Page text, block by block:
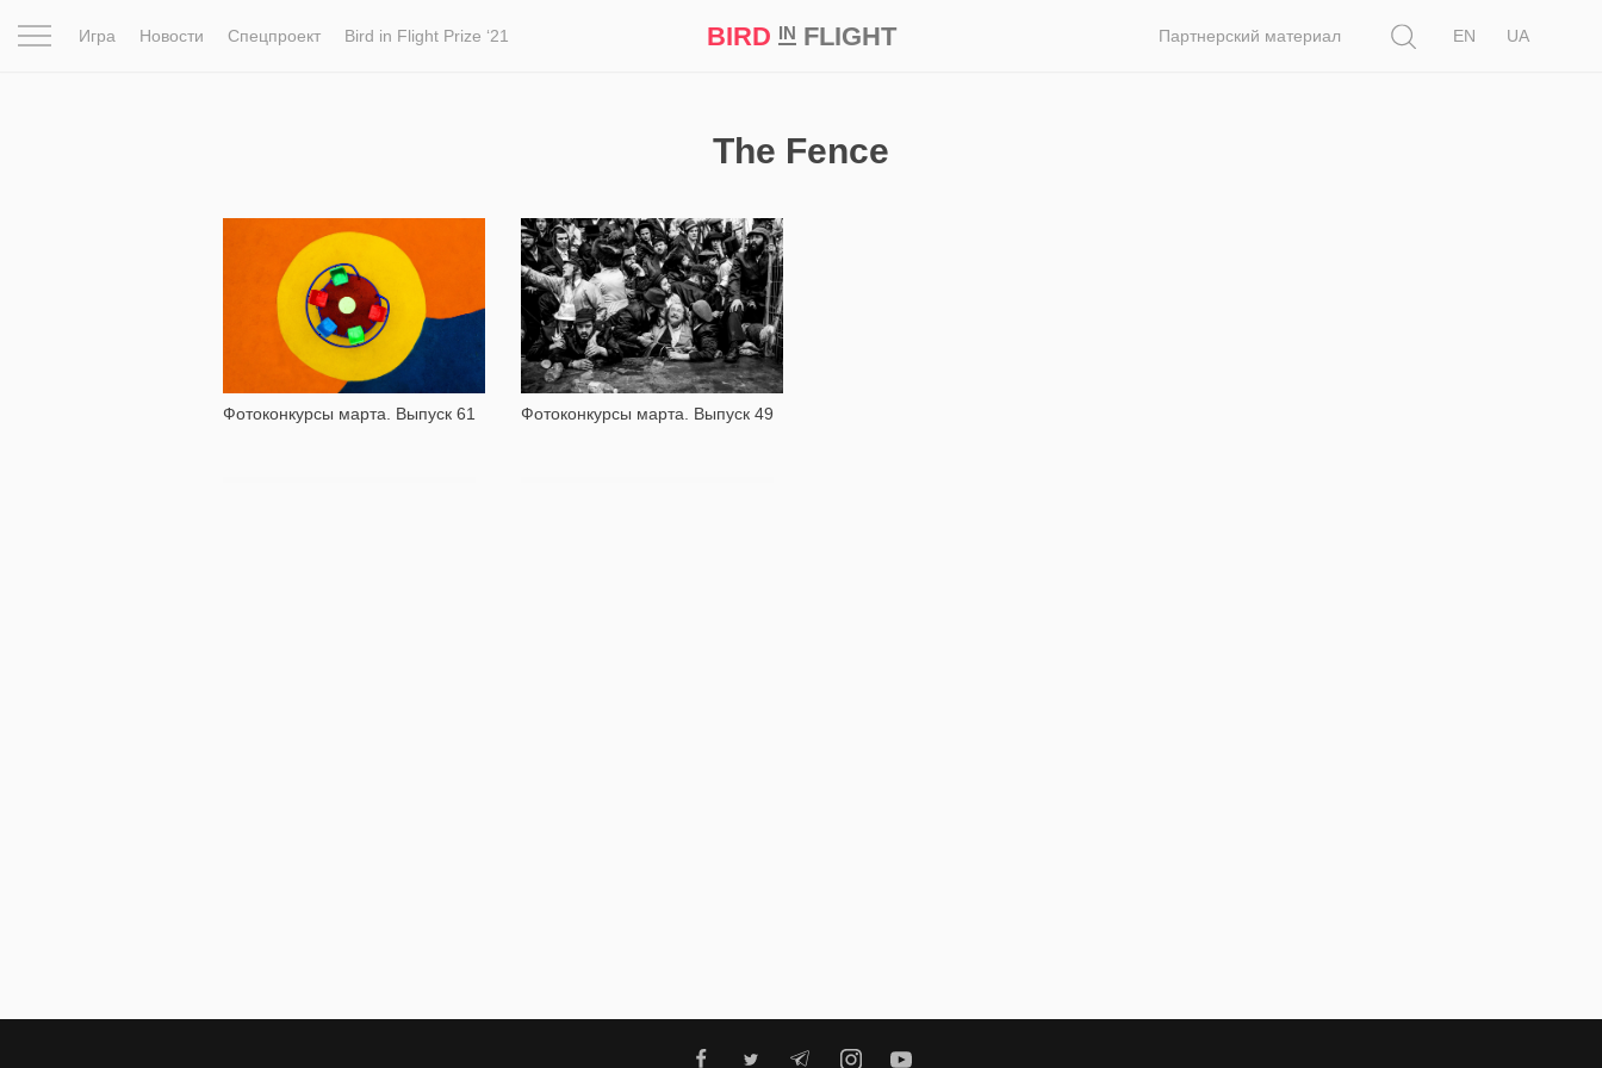
Игра Новости Спецпроект Bird in Flight Prize ‘21 BIRD INFLIGHT Партнерский материал
EN
UA
The Fence
Фотоконкурсы марта. Выпуск 61
1 035
Фотоконкурсы марта. Выпуск 49
1 623